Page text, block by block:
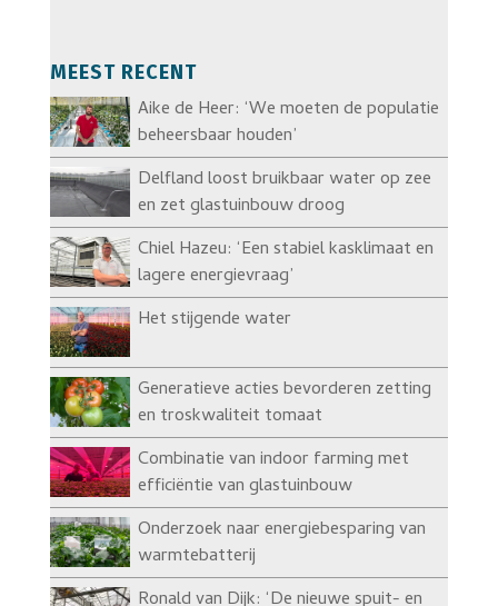
MEEST RECENT
Aike de Heer: ‘We moeten de populatie
beheersbaar houden’
Delfland loost bruikbaar water op zee
en zet glastuinbouw droog
Chiel Hazeu: ‘Een stabiel kasklimaat en
lagere energievraag’
Het stijgende water
Generatieve acties bevorderen zetting
en troskwaliteit tomaat
Combinatie van indoor farming met
efficiëntie van glastuinbouw
Onderzoek naar energiebesparing van
warmtebatterij
Ronald van Dijk: ‘De nieuwe spuit- en